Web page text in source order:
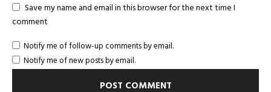
Save my name and email in this browser for the next time I
comment
Notify me of follow-up comments by email.
Notify me of new posts by email.